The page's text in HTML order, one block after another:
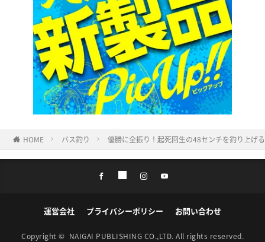
HOME バス釣り 優勝に全振り！起死回生の48センチを釣り上げ
運営会社 プライバシーポリシー お問い合わせ
Copyright © NAIGAI PUBLISHING CO.,LTD. All rights reserved.